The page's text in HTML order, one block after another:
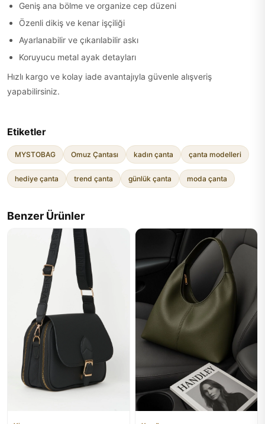
Geniş ana bölme ve organize cep düzeni
Özenli dikiş ve kenar işçiliği
Ayarlanabilir ve çıkarılabilir askı
Koruyucu metal ayak detayları
Hızlı kargo ve kolay iade avantajıyla güvenle alışveriş
yapabilirsiniz.
Etiketler
MYSTOBAG Omuz Çantası kadın çanta çanta modelleri
hediye çanta trend çanta günlük çanta moda çanta
Benzer Ürünler